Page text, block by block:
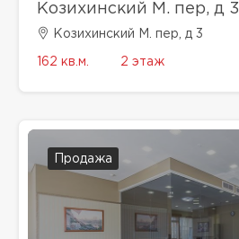
Козихинский М. пер, д 3
Козихинский М. пер, д 3
162 кв.м. 2 этаж
Продажа